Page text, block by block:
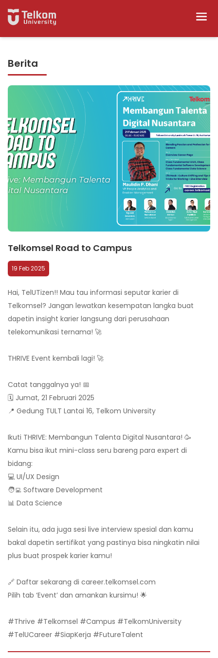
Berita
Telkomsel Road to Campus
19 Feb 2025
Hai, TelUTizen!! Mau tau informasi seputar karier di
Telkomsel? Jangan lewatkan kesempatan langka buat
dapetin insight karier langsung dari perusahaan
telekomunikasi ternama! 🚀
THRIVE Event kembali lagi! 🚀
Catat tanggalnya ya! 📅
🗓️ Jumat, 21 Februari 2025
📍 Gedung TULT Lantai 16, Telkom University
Ikuti THRIVE: Membangun Talenta Digital Nusantara! 🥳
Kamu bisa ikut mini-class seru bareng para expert di
bidang:
💻 UI/UX Design
🧑‍💻 Software Development
📊 Data Science
Selain itu, ada juga sesi live interview spesial dan kamu
bakal dapetin sertifikat yang pastinya bisa ningkatin nilai
plus buat prospek karier kamu!
🔗 Daftar sekarang di career.telkomsel.com
Pilih tab ‘Event’ dan amankan kursimu! 🌟
#Thrive #Telkomsel #Campus #TelkomUniversity
#TelUCareer #SiapKerja #FutureTalent